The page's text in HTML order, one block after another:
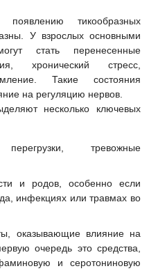
появлению тикообразных
У взрослых основными
стать перенесенные
хронический стресс,
Такие состояния
на регуляцию нервов.
несколько ключевых
перегрузки, тревожные
и родов, особенно если
инфекциях или травмах во
оказывающие влияние на
очередь это средства,
и серотониновую